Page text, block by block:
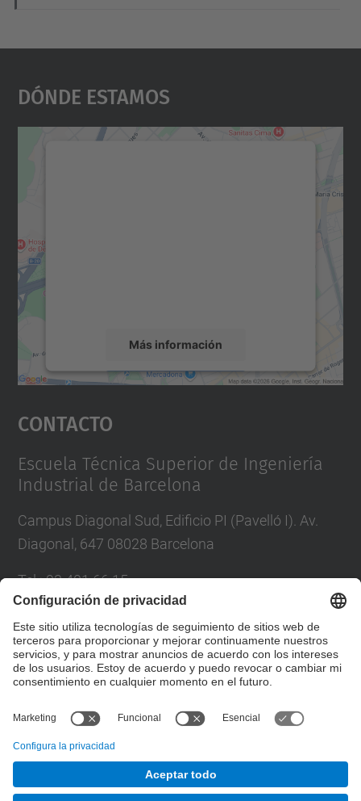
Dónde Estamos
Más información
Aceptar
powered by
Contacto
Escuela Técnica Superior de Ingeniería
Industrial de Barcelona
Campus Diagonal Sud, Edificio PI (Pavelló I). Av.
Diagonal, 647 08028 Barcelona
Tel.:93 401 66 15
Directorio UPC
Formulario de contacto
Taller de Estudios Lumínicos.